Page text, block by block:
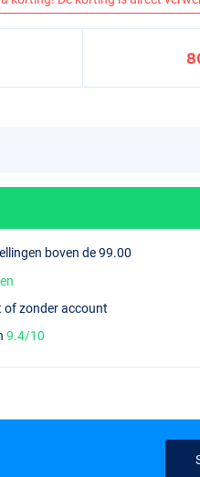
boven de 99.00
of zonder account
9.4/10